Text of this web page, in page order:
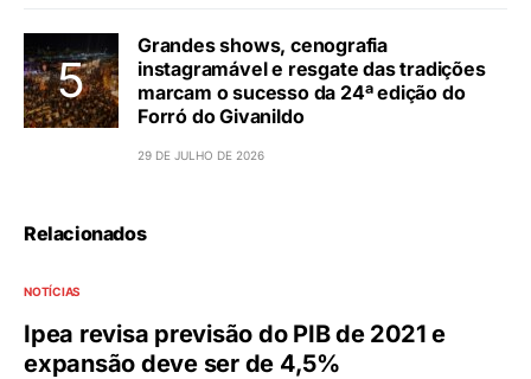
Grandes shows, cenografia
instagramável e resgate das tradições
marcam o sucesso da 24ª edição do
Forró do Givanildo
29 DE JULHO DE 2026
Relacionados
NOTÍCIAS
Ipea revisa previsão do PIB de 2021 e
expansão deve ser de 4,5%